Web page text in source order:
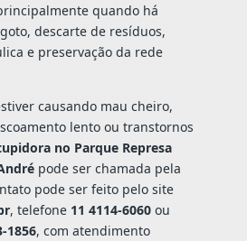
quando há
descarte de resíduos,
e preservação da rede
causando mau cheiro,
lento ou transtornos
no Parque Represa
pode ser chamada pela
pode ser feito pelo site
, telefone 11 4114-6060ou
1856, com atendimento